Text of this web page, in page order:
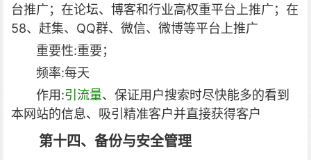
台推广；在论坛、博客和行业高权重平台上推广；在
58、赶集、QQ群、微信、微博等平台上推广
重要性:重要；
频率:每天
作用:引流量、保证用户搜索时尽快能多的看到
本网站的信息、吸引精准客户并直接获得客户
第十四、备份与安全管理